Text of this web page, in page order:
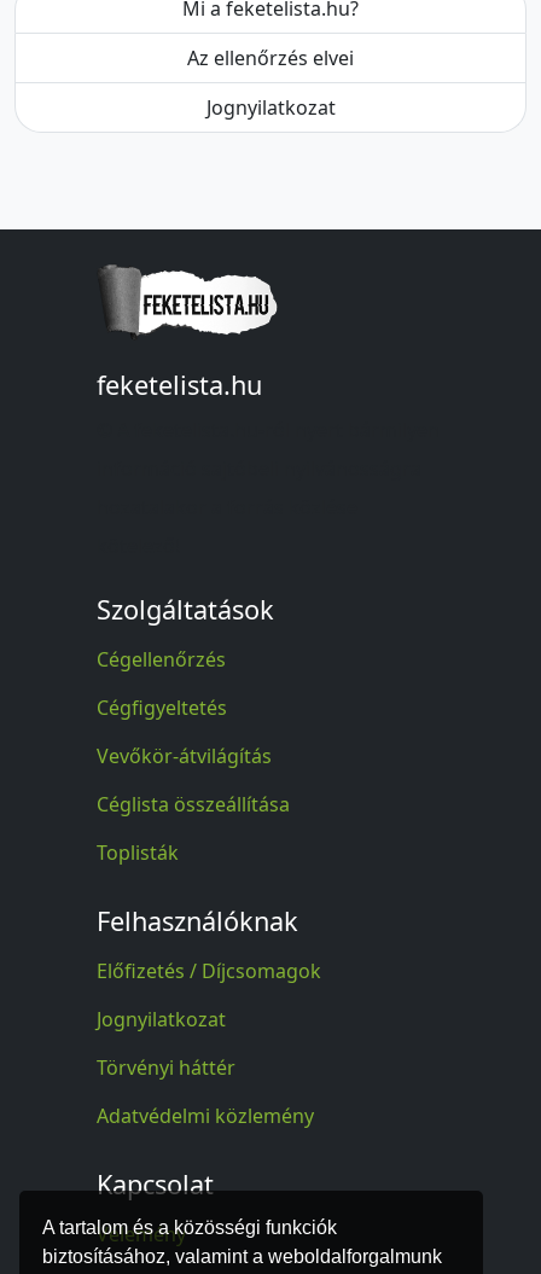
A tartalom és a közösségi funkciók
biztosításához, valamint a weboldalforgalmunk
Mi a feketelista.hu?
Az ellenőrzés elvei
Jognyilatkozat
feketelista.hu
Szolgáltatások
Cégellenőrzés
Cégfigyeltetés
Vevőkör-átvilágítás
Céglista összeállítása
Toplisták
Felhasználóknak
Előfizetés / Díjcsomagok
Jognyilatkozat
Törvényi háttér
Adatvédelmi közlemény
Kapcsolat
Vélemény